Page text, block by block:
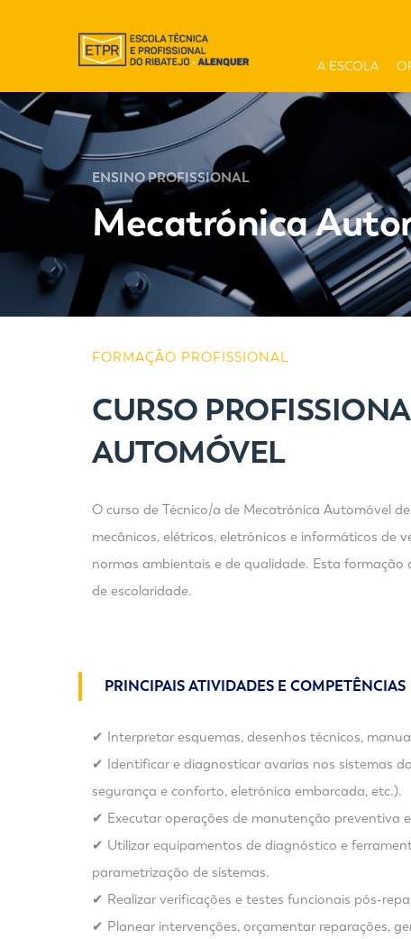
A ESCOLA
ENSINO PROFISSIONAL
Mecatrónica
FORMAÇÃO PROFISSIONAL
CURSO
AUTOMÓVEL
O curso de Técnico/a de Mecatrónica Automóvel
mecânicos, elétricos, eletrónicos e informáticos
normas ambientais e de qualidade. Esta formação
de escolaridade.
PRINCIPAIS ATIVIDADES E COMPETÊNCIAS
✔ Interpretar esquemas, desenhos técnicos,
✔ Identificar e diagnosticar avarias nos sistemas
segurança e conforto, eletrónica embarcada, etc.).
✔ Executar operações de manutenção preventiva
✔ Utilizar equipamentos de diagnóstico e
parametrização de sistemas.
✔ Realizar verificações e testes funcionais pós-
✔ Planear intervenções, orçamentar reparações,